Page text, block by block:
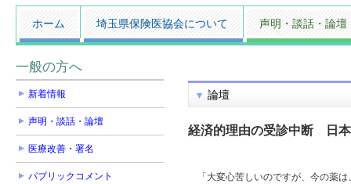
ホーム 埼玉県保険医協会について 声明・談話・論壇
論壇
経済的理由の受診中断 日
「大変心苦しいのですが、今の薬は
一般の方へ
新着情報
声明・談話・論壇
医療改善・署名
パブリックコメント